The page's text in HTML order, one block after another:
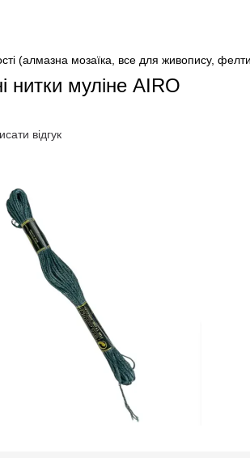
(алмазна мозаїка, все для живопису,
нитки муліне AIRO
відгук